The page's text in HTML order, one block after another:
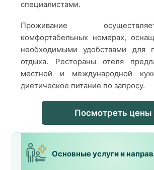
специалистами.
Проживание
комфортабельных номерах,
необходимыми удобствами для
отдыха. Рестораны отеля
местной и международной
диетическое питание по запросу.
Посмотреть цены
Основные услуги и